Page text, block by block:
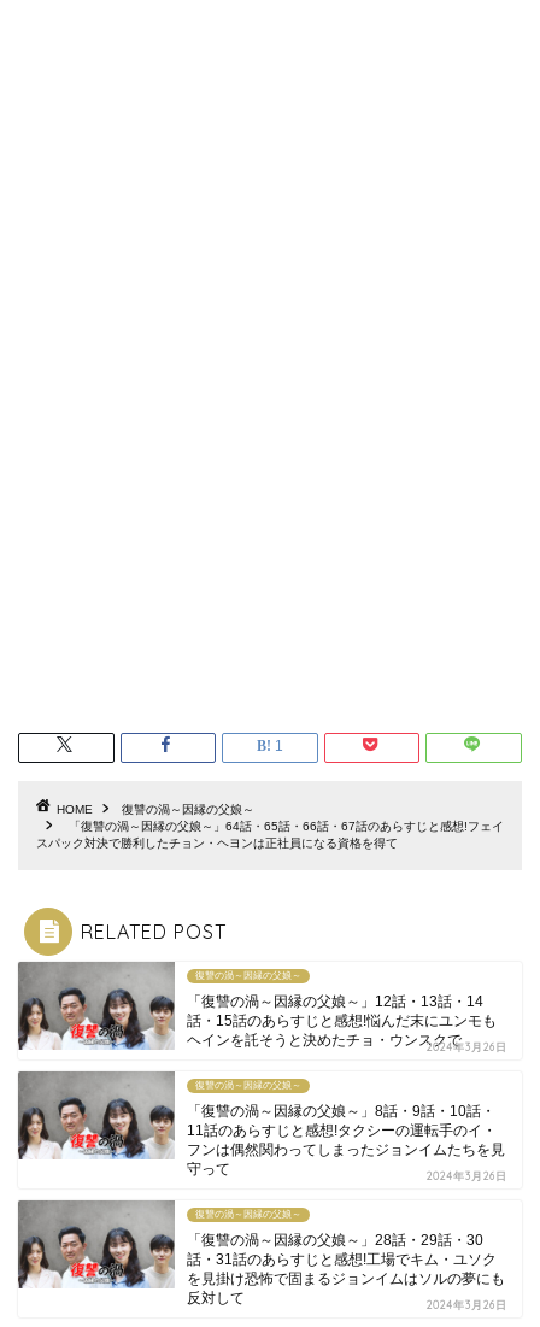
1
HOME
復讐の渦～因縁の父娘～
「復讐の渦～因縁の父娘～」64話・65話・66話・67話のあらすじと感想!フェイ
スパック対決で勝利したチョン・ヘヨンは正社員になる資格を得て
RELATED POST
復讐の渦～因縁の父娘～
「復讐の渦～因縁の父娘～」12話・13話・14
話・15話のあらすじと感想!悩んだ末にユンモも
ヘインを託そうと決めたチョ・ウンスクで2024年3月26日
復讐の渦～因縁の父娘～
「復讐の渦～因縁の父娘～」8話・9話・10話・
11話のあらすじと感想!タクシーの運転手のイ・
フンは偶然関わってしまったジョンイムたちを見
守って
2024年3月26日
復讐の渦～因縁の父娘～
「復讐の渦～因縁の父娘～」28話・29話・30
話・31話のあらすじと感想!工場でキム・ユソク
を見掛け恐怖で固まるジョンイムはソルの夢にも
反対して
2024年3月26日